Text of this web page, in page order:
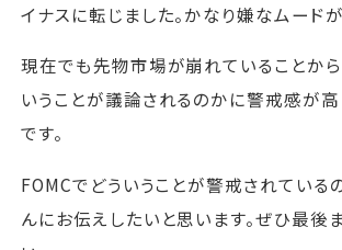
イナスに転じました。かなり嫌なムードが
現在でも先物市場が崩れていることから
いうことが議論されるのかに警戒感が高
です。
FOMCでどういうことが警戒されている
んにお伝えしたいと思います。ぜひ最後